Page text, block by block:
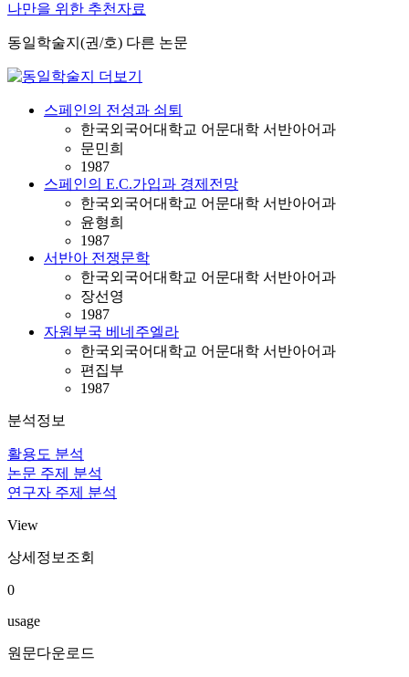
나만을 위한 추천자료
동일학술지(권/호) 다른 논문
스페인의 전성과 쇠퇴
한국외국어대학교 어문대학 서반아어과
문민희
1987
스페인의 E.C.가입과 경제전망
한국외국어대학교 어문대학 서반아어과
윤형희
1987
서반아 전쟁문학
한국외국어대학교 어문대학 서반아어과
장선영
1987
자원부국 베네주엘라
한국외국어대학교 어문대학 서반아어과
편집부
1987
분석정보
활용도 분석
논문 주제 분석
연구자 주제 분석
View
상세정보조회
0
usage
원문다운로드